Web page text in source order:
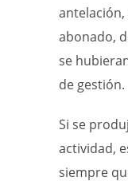
abonado,
se
de gestión.
Si se
actividad,
siempre